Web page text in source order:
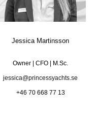
Jessica Martinsson
Owner | CFO | M.Sc.
jessica@princessyachts.se
+46 70 668 77 13